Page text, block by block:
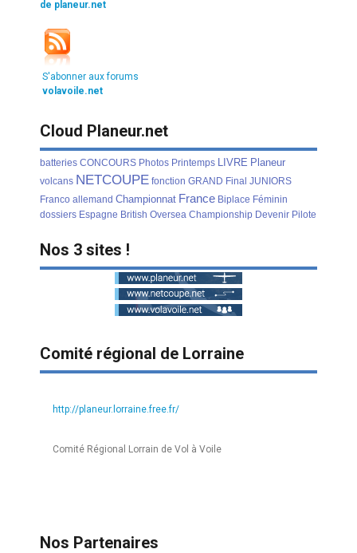
de planeur.net
S'abonner aux forums
volavoile.net
Cloud Planeur.net
batteries CONCOURS Photos Printemps LIVRE Planeur
volcans NETCOUPE fonction GRAND Final JUNIORS
Franco allemand Championnat France Biplace Féminin
dossiers Espagne British Oversea Championship Devenir Pilote
Nos 3 sites !
Comité régional de Lorraine
http://planeur.lorraine.free.fr/
Comité Régional Lorrain de Vol à Voile
Nos Partenaires